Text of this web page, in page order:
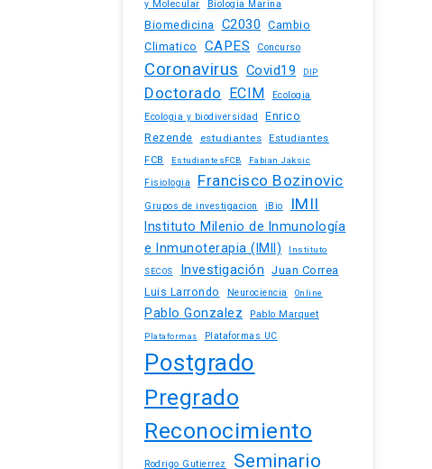
y Molecular
Biologia Marina
Biomedicina C2030
Cambio
Climatico
CAPES Concurso
Coronavirus Covid19 DIP
Doctorado ECIM Ecologia
Ecologia y biodiversidad
Enrico
Rezende
estudiantes
Estudiantes
FCB
EstudiantesFCB Fabian Jaksic
Fisiologia Francisco Bozinovic
Grupos de investigacion iBio IMII
Instituto Milenio de Inmunología
e Inmunoterapia (IMII)
Instituto
SECOS Investigación
Juan Correa
Luis Larrondo
Neurociencia Online
Pablo Gonzalez Pablo Marquet
Plataformas Plataformas UC
Postgrado
Pregrado
Reconocimiento
Rodrigo Gutierrez Seminario